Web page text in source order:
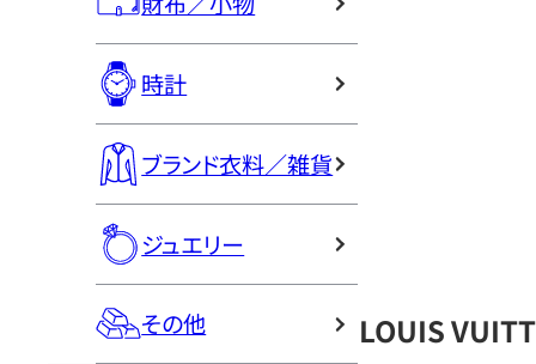
時計
ブランド衣料／雑貨
ジュエリー
その他
LOUIS